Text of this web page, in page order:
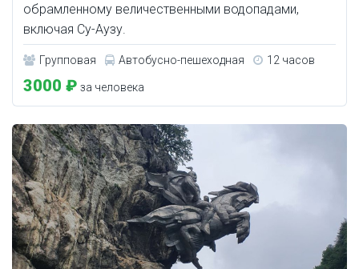
обрамленному величественными водопадами,
включая Су-Аузу.
Групповая Автобусно-пешеходная 12 часов
3000 ₽ за человека